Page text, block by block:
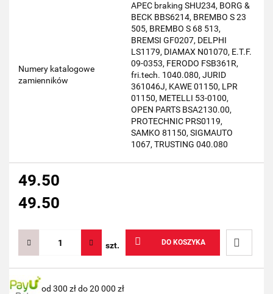
Numery katalogowe
zamienników
APEC braking SHU234, BORG &
BECK BBS6214, BREMBO S 23
505, BREMBO S 68 513,
BREMSI GF0207, DELPHI
LS1179, DIAMAX N01070, E.T.F.
09-0353, FERODO FSB361R,
fri.tech. 1040.080, JURID
361046J, KAWE 01150, LPR
01150, METELLI 53-0100,
OPEN PARTS BSA2130.00,
PROTECHNIC PRS0119,
SAMKO 81150, SIGMAUTO
1067, TRUSTING 040.080
49.50
49.50
szt. DO KOSZYKA
Do
od 300 zł do 20 000 zł